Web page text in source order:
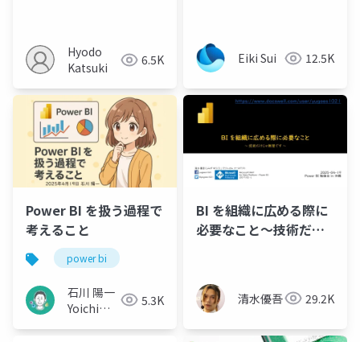
Hyodo
Katsuki
6.5K Eiki Sui 12.5K
Power BI を扱う過程で
考えること
power bi
石川 陽一
Yoichi
5.3K
BI を組織に広める際に
必要なこと～技術だけ
清水優吾 29.2K